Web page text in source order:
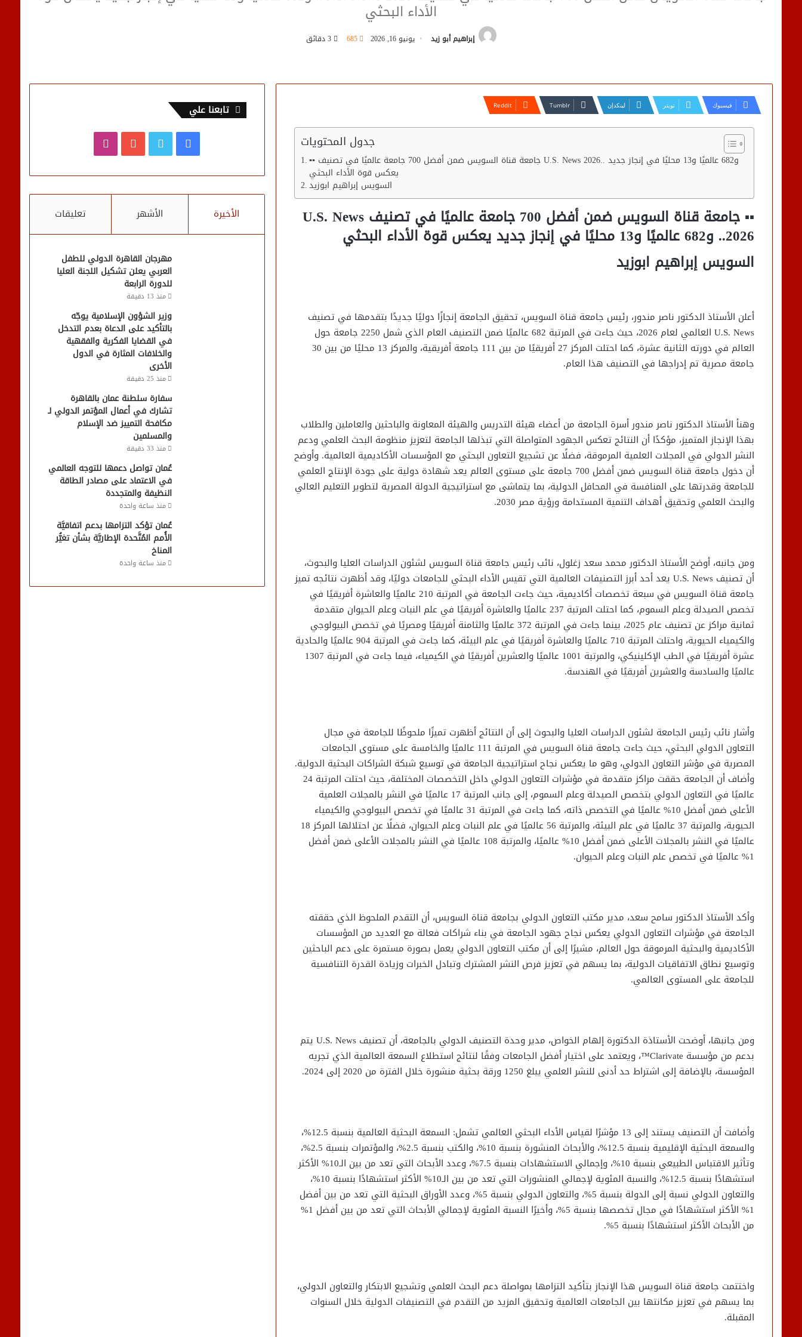
الأداء البحثي
إبراهيم أبو زيد يونيو 16, 2026 685 3 دقائق
فيسبوك تويتر لينكدإن
جدول المحتويات
▪︎▪︎ جامعة قناة السويس ضمن أفضل 700 جامعة عالميًا في تصنيف U.S. News 2026.. و682 عالميًا و13 محليًا في إنجاز جديد
يعكس قوة الأداء البحثي
السويس إبراهيم ابوزيد
▪︎▪︎ جامعة قناة السويس ضمن أفضل 700 جامعة عالميًا في تصنيف U.S. News
2026.. و682 عالميًا و13 محليًا في إنجاز جديد يعكس قوة الأداء البحثي
السويس إبراهيم ابوزيد
أعلن الأستاذ الدكتور ناصر مندور، رئيس جامعة قناة السويس، تحقيق الجامعة إنجازًا دوليًا جديدًا بتقدمها في تصنيف
U.S. News العالمي لعام 2026، حيث جاءت في المرتبة 682 عالميًا ضمن التصنيف العام الذي شمل 2250 جامعة حول
العالم في دورته الثانية عشرة، كما احتلت المركز 27 أفريقيًا من بين 111 جامعة أفريقية، والمركز 13 محليًا من بين 30
جامعة مصرية تم إدراجها في التصنيف هذا العام.
وهنأ الأستاذ الدكتور ناصر مندور أسرة الجامعة من أعضاء هيئة التدريس والهيئة المعاونة والباحثين والعاملين والطلاب
بهذا الإنجاز المتميز، مؤكدًا أن النتائج تعكس الجهود المتواصلة التي تبذلها الجامعة لتعزيز منظومة البحث العلمي ودعم
النشر الدولي في المجلات العلمية المرموقة، فضلًا عن تشجيع التعاون البحثي مع المؤسسات الأكاديمية العالمية. وأوضح
أن دخول جامعة قناة السويس ضمن أفضل 700 جامعة على مستوى العالم يعد شهادة دولية على جودة الإنتاج العلمي
للجامعة وقدرتها على المنافسة في المحافل الدولية، بما يتماشى مع استراتيجية الدولة المصرية لتطوير التعليم العالي
والبحث العلمي وتحقيق أهداف التنمية المستدامة ورؤية مصر 2030.
ومن جانبه، أوضح الأستاذ الدكتور محمد سعد زغلول، نائب رئيس جامعة قناة السويس لشئون الدراسات العليا والبحوث،
أن تصنيف U.S. News يعد أحد أبرز التصنيفات العالمية التي تقيس الأداء البحثي للجامعات دوليًا، وقد أظهرت نتائجه تميز
جامعة قناة السويس في سبعة تخصصات أكاديمية، حيث جاءت الجامعة في المرتبة 210 عالميًا والعاشرة أفريقيًا في
تخصص الصيدلة وعلم السموم، كما احتلت المرتبة 237 عالميًا والعاشرة أفريقيًا في علم النبات وعلم الحيوان متقدمة
ثمانية مراكز عن تصنيف عام 2025، بينما جاءت في المرتبة 372 عالميًا والثامنة أفريقيًا ومصريًا في تخصص البيولوجي
والكيمياء الحيوية، واحتلت المرتبة 710 عالميًا والعاشرة أفريقيًا في علم البيئة، كما جاءت في المرتبة 904 عالميًا والحادية
عشرة أفريقيًا في الطب الإكلينيكي، والمرتبة 1001 عالميًا والعشرين أفريقيًا في الكيمياء، فيما جاءت في المرتبة 1307
عالميًا والسادسة والعشرين أفريقيًا في الهندسة.
وأشار نائب رئيس الجامعة لشئون الدراسات العليا والبحوث إلى أن النتائج أظهرت تميزًا ملحوظًا للجامعة في مجال
التعاون الدولي البحثي، حيث جاءت جامعة قناة السويس في المرتبة 111 عالميًا والخامسة على مستوى الجامعات
المصرية في مؤشر التعاون الدولي، وهو ما يعكس نجاح استراتيجية الجامعة في توسيع شبكة الشراكات البحثية الدولية.
وأضاف أن الجامعة حققت مراكز متقدمة في مؤشرات التعاون الدولي داخل التخصصات المختلفة، حيث احتلت المرتبة 24
عالميًا في التعاون الدولي بتخصص الصيدلة وعلم السموم، إلى جانب المرتبة 17 عالميًا في النشر بالمجلات العلمية
الأعلى ضمن أفضل 10% عالميًا في التخصص ذاته، كما جاءت في المرتبة 31 عالميًا في تخصص البيولوجي والكيمياء
الحيوية، والمرتبة 37 عالميًا في علم البيئة، والمرتبة 56 عالميًا في علم النبات وعلم الحيوان، فضلًا عن احتلالها المركز 18
عالميًا في النشر بالمجلات الأعلى ضمن أفضل 10% عالميًا، والمرتبة 108 عالميًا في النشر بالمجلات الأعلى ضمن أفضل
1% عالميًا في تخصص علم النبات وعلم الحيوان.
وأكد الأستاذ الدكتور سامح سعد، مدير مكتب التعاون الدولي بجامعة قناة السويس، أن التقدم الملحوظ الذي حققته
الجامعة في مؤشرات التعاون الدولي يعكس نجاح جهود الجامعة في بناء شراكات فعالة مع العديد من المؤسسات
الأكاديمية والبحثية المرموقة حول العالم، مشيرًا إلى أن مكتب التعاون الدولي يعمل بصورة مستمرة على دعم الباحثين
وتوسيع نطاق الاتفاقيات الدولية، بما يسهم في تعزيز فرص النشر المشترك وتبادل الخبرات وزيادة القدرة التنافسية
للجامعة على المستوى العالمي.
ومن جانبها، أوضحت الأستاذة الدكتورة إلهام الخواص، مدير وحدة التصنيف الدولي بالجامعة، أن تصنيف U.S. News يتم
بدعم من مؤسسة Clarivate™، ويعتمد على اختيار أفضل الجامعات وفقًا لنتائج استطلاع السمعة العالمية الذي تجريه
المؤسسة، بالإضافة إلى اشتراط حد أدنى للنشر العلمي يبلغ 1250 ورقة بحثية منشورة خلال الفترة من 2020 إلى 2024.
وأضافت أن التصنيف يستند إلى 13 مؤشرًا لقياس الأداء البحثي العالمي تشمل: السمعة البحثية العالمية بنسبة 12.5%،
والسمعة البحثية الإقليمية بنسبة 12.5%، والأبحاث المنشورة بنسبة 10%، والكتب بنسبة 2.5%، والمؤتمرات بنسبة 2.5%،
وتأثير الاقتباس الطبيعي بنسبة 10%، وإجمالي الاستشهادات بنسبة 7.5%، وعدد الأبحاث التي تعد من بين الـ10% الأكثر
استشهادًا بنسبة 12.5%، والنسبة المئوية لإجمالي المنشورات التي تعد من بين الـ10% الأكثر استشهادًا بنسبة 10%،
والتعاون الدولي نسبة إلى الدولة بنسبة 5%، والتعاون الدولي بنسبة 5%، وعدد الأوراق البحثية التي تعد من بين أفضل
1% الأكثر استشهادًا في مجال تخصصها بنسبة 5%، وأخيرًا النسبة المئوية لإجمالي الأبحاث التي تعد من بين أفضل 1%
من الأبحاث الأكثر استشهادًا بنسبة 5%.
واختتمت جامعة قناة السويس هذا الإنجاز بتأكيد التزامها بمواصلة دعم البحث العلمي وتشجيع الابتكار والتعاون الدولي،
بما يسهم في تعزيز مكانتها بين الجامعات العالمية وتحقيق المزيد من التقدم في التصنيفات الدولية خلال السنوات
المقبلة.
تابعنا علي
فيسبوك يوتيوب
الأخيرة الأشهر تعليقات
مهرجان القاهرة الدولي للطفل
العربي يعلن تشكيل اللجنة العليا
للدورة الرابعة
منذ 13 دقيقة
وزير الشؤون الإسلامية يوجّه
بالتأكيد على الدعاة بعدم التدخل
في القضايا الفكرية والفقهية
والخلافات المثارة في الدول
الأخرى
منذ 25 دقيقة
سفارة سلطنة عمان بالقاهرة
تشارك في أعمال المؤتمر الدولي لـ
مكافحة التمييز ضد الإسلام
والمسلمين
منذ 33 دقيقة
عُمان تواصل دعمها للتوجه العالمي
في الاعتماد على مصادر الطاقة
النظيفة والمتجددة
منذ ساعة واحدة
عُمان تؤكد التزامها بدعم اتفاقيَّة
الأُمم المُتَّحدة الإطاريَّة بشأن تغيُّر
المناخ
منذ ساعة واحدة